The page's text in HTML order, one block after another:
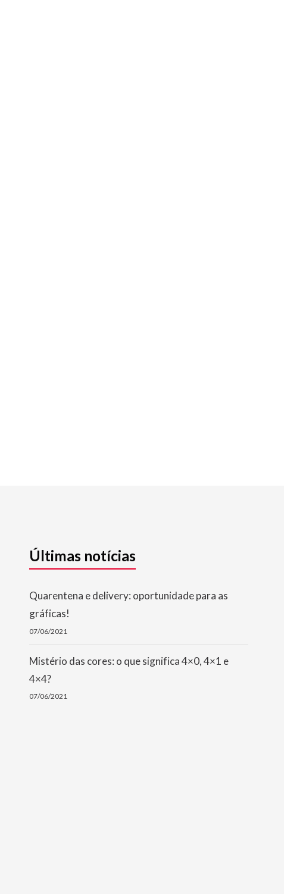
Últimas notícias
Quarentena e delivery: oportunidade para as
gráficas!
07/06/2021
Mistério das cores: o que significa 4×0, 4×1 e
4×4?
07/06/2021